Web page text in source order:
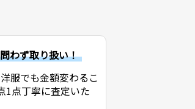
わず取り扱い！
服でも金額変わるこ
1点丁寧に査定いた